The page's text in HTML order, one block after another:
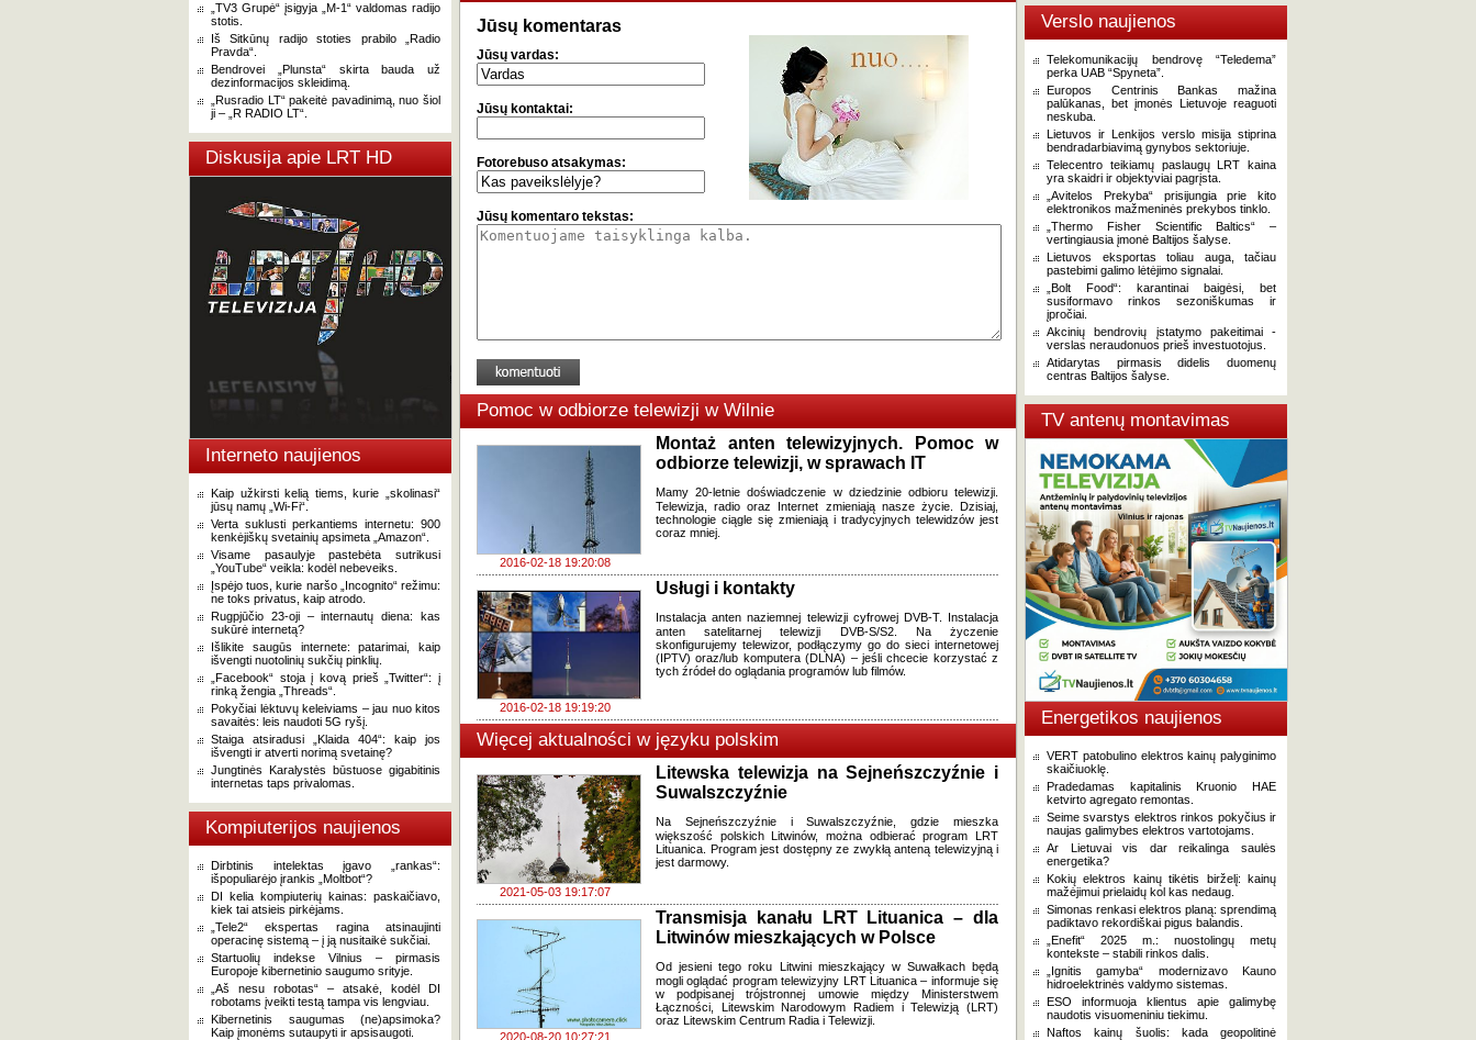
„TV3 Grupė“ įsigyja „M-1“ valdomas radijo
stotis.
Iš Sitkūnų radijo stoties prabilo „Radio
Pravda“.
Bendrovei „Plunsta“ skirta bauda už
dezinformacijos skleidimą.
„Rusradio LT“ pakeitė pavadinimą, nuo šiol
ji – „R RADIO LT“.
Diskusija apie LRT HD
Interneto naujienos
Kaip užkirsti kelią tiems, kurie „skolinasi“
jūsų namų „Wi-Fi“.
Verta suklusti perkantiems internetu: 900
kenkėjiškų svetainių apsimeta „Amazon“.
Visame pasaulyje pastebėta sutrikusi
„YouTube“ veikla: kodėl nebeveiks.
Įspėjo tuos, kurie naršo „Incognito“ režimu:
ne toks privatus, kaip atrodo.
Rugpjūčio 23-oji – internautų diena: kas
sukūrė internetą?
Išlikite saugūs internete: patarimai, kaip
išvengti nuotolinių sukčių pinklių.
„Facebook“ stoja į kovą prieš „Twitter“: į
rinką žengia „Threads“.
Pokyčiai lėktuvų keleiviams – jau nuo kitos
savaitės: leis naudoti 5G ryšį.
Staiga atsiradusi „Klaida 404“: kaip jos
išvengti ir atverti norimą svetainę?
Jungtinės Karalystės būstuose gigabitinis
internetas taps privalomas.
Kompiuterijos naujienos
Dirbtinis intelektas įgavo „rankas“:
išpopuliarėjo įrankis „Moltbot“?
DI kelia kompiuterių kainas: paskaičiavo,
kiek tai atsieis pirkėjams.
„Tele2“ ekspertas ragina atsinaujinti
operacinę sistemą – į ją nusitaikė sukčiai.
Startuolių indekse Vilnius – pirmasis
Europoje kibernetinio saugumo srityje.
„Aš nesu robotas“ – atsakė, kodėl DI
robotams įveikti testą tampa vis lengviau.
Kibernetinis saugumas (ne)apsimoka?
Kaip įmonėms sutaupyti ir apsisaugoti.
Jūsų komentaras
Jūsų vardas:
Jūsų kontaktai:
Fotorebuso atsakymas:
Jūsų komentaro tekstas:
Pomoc w odbiorze telewizji w Wilnie
2016-02-18 19:20:08
Montaż anten telewizyjnych. Pomoc w
odbiorze telewizji, w sprawach IT
Mamy 20-letnie doświadczenie w dziedzinie odbioru telewizji.
Telewizja, radio oraz Internet zmieniają nasze życie. Dzisiaj,
technologie ciągle się zmieniają i tradycyjnych telewidzów jest
coraz mniej.
2016-02-18 19:19:20
Usługi i kontakty
Instalacja anten naziemnej telewizji cyfrowej DVB-T. Instalacja
anten satelitarnej telewizji DVB-S/S2. Na życzenie
skonfigurujemy telewizor, podłączymy go do sieci internetowej
(IPTV) oraz/lub komputera (DLNA) – jeśli chcecie korzystać z
tych źródeł do oglądania programów lub filmów.
Więcej aktualności w języku polskim
2021-05-03 19:17:07
Litewska telewizja na Sejneńszczyźnie i
Suwalszczyźnie
Na Sejneńszczyźnie i Suwalszczyźnie, gdzie mieszka
większość polskich Litwinów, można odbierać program LRT
Lituanica. Program jest dostępny ze zwykłą anteną telewizyjną i
jest darmowy.
2020-08-20 10:27:21
Transmisja kanału LRT Lituanica – dla
Litwinów mieszkających w Polsce
Od jesieni tego roku Litwini mieszkający w Suwałkach będą
mogli oglądać program telewizyjny LRT Lituanica – informuje się
w podpisanej trójstronnej umowie między Ministerstwem
Łączności, Litewskim Narodowym Radiem i Telewizją (LRT)
oraz Litewskim Centrum Radia i Telewizji.
Verslo naujienos
Telekomunikacijų bendrovę “Teledema”
perka UAB “Spyneta”.
Europos Centrinis Bankas mažina
palūkanas, bet įmonės Lietuvoje reaguoti
neskuba.
Lietuvos ir Lenkijos verslo misija stiprina
bendradarbiavimą gynybos sektoriuje.
Telecentro teikiamų paslaugų LRT kaina
yra skaidri ir objektyviai pagrįsta.
„Avitelos Prekyba“ prisijungia prie kito
elektronikos mažmeninės prekybos tinklo.
„Thermo Fisher Scientific Baltics“ –
vertingiausia įmonė Baltijos šalyse.
Lietuvos eksportas toliau auga, tačiau
pastebimi galimo lėtėjimo signalai.
„Bolt Food“: karantinai baigėsi, bet
susiformavo rinkos sezoniškumas ir
įpročiai.
Akcinių bendrovių įstatymo pakeitimai -
verslas neraudonuos prieš investuotojus.
Atidarytas pirmasis didelis duomenų
centras Baltijos šalyse.
TV antenų montavimas
Energetikos naujienos
VERT patobulino elektros kainų palyginimo
skaičiuoklę.
Pradedamas kapitalinis Kruonio HAE
ketvirto agregato remontas.
Seime svarstys elektros rinkos pokyčius ir
naujas galimybes elektros vartotojams.
Ar Lietuvai vis dar reikalinga saulės
energetika?
Kokių elektros kainų tikėtis birželį: kainų
mažėjimui prielaidų kol kas nedaug.
Simonas renkasi elektros planą: sprendimą
padiktavo rekordiškai pigus balandis.
„Enefit“ 2025 m.: nuostolingų metų
kontekste – stabili rinkos dalis.
„Ignitis gamyba“ modernizavo Kauno
hidroelektrinės valdymo sistemas.
ESO informuoja klientus apie galimybę
naudotis visuomeniniu tiekimu.
Naftos kainų šuolis: kada geopolitinė